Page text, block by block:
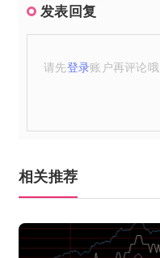
发表回复
请先登录账户再评论哦
相关推荐